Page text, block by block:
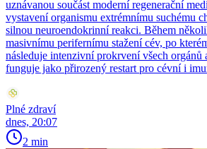
uznávanou součást moderní regenerační
vystavení organismu extrémnímu suchému
silnou neuroendokrinní reakci. Během
masivnímu perifernímu stažení cév, po
následuje intenzivní prokrvení všech orgánů
funguje jako přirozený restart pro cévní i
Plné zdraví
dnes, 20:07
2 min